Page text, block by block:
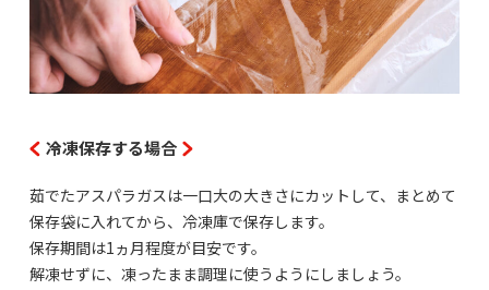
冷凍保存する場合
茹でたアスパラガスは一口大の大きさにカットして、まとめて
保存袋に入れてから、冷凍庫で保存します。
保存期間は1ヵ月程度が目安です。
解凍せずに、凍ったまま調理に使うようにしましょう。